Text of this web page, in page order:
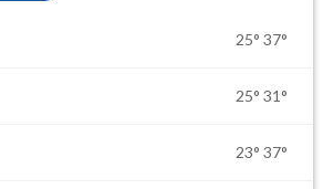
25° 37°
25° 31°
23° 37°